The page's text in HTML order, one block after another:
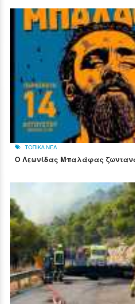
ΤΟΠΙΚΑ ΝΕΑ
Ο Λεωνίδας Μπαλάφας